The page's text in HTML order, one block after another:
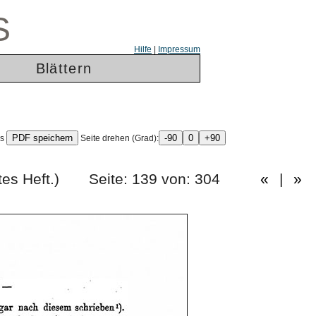
Hilfe Impressum
Blättern
Seite drehen (Grad):
Heft.) Seite: 139 von: 304 « | »